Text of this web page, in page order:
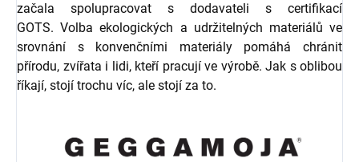
začala spolupracovat s dodavateli s certifikací
GOTS. Volba ekologických a udržitelných materiálů ve
srovnání s konvenčními materiály pomáhá chránit
přírodu, zvířata i lidi, kteří pracují ve výrobě. Jak s oblibou
říkají, stojí trochu víc, ale stojí za to.